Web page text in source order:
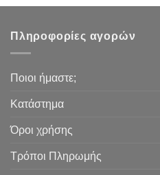
Πληροφορίες αγορών
Ποιοι ήμαστε;
Κατάστημα
Όροι χρήσης
Τρόποι Πληρωμής